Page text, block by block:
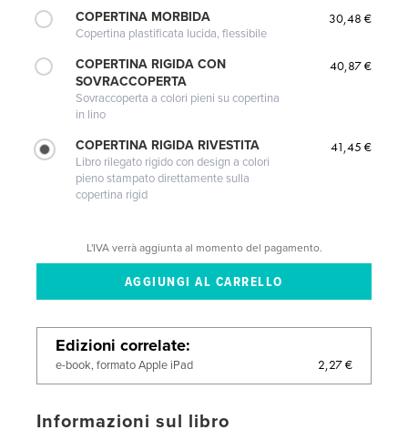
COPERTINA MORBIDA
Copertina plastificata lucida, flessibile
30,48 €
COPERTINA RIGIDA CON
SOVRACCOPERTA
Sovraccoperta a colori pieni su copertina
in lino
40,87 €
COPERTINA RIGIDA RIVESTITA
Libro rilegato rigido con design a colori
pieno stampato direttamente sulla
copertina rigid
41,45 €
L'IVA verrà aggiunta al momento del pagamento.
Edizioni correlate
e-book, formato Apple iPad 2,27 €
Informazioni sul libro